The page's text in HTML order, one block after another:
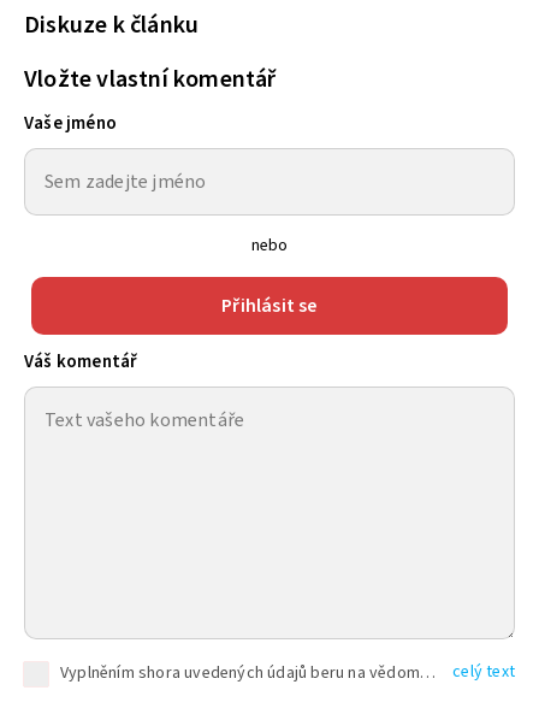
Diskuze k článku
Vložte vlastní komentář
Vaše jméno
nebo
Přihlásit se
Váš komentář
Vyplněním shora uvedených údajů beru na vědomí, že společnost TEXT FACTORY s.r.o., sídlem Brno, Durďákova 336/29, Černá Pole, PSČ: 613 00, IČ: 06157831, zapsané u Krajského soudu v Brně, oddíl C, vložka 100399, bude zpracovávat mé osobní údaje uvedené v rámci mnou vyplněného registračního formuláře na základě oprávněných zájmů TEXT FACTORY s.r.o. dle čl. 6 odst. 1 písm. f) GDPR a pro splnění právních povinností (čl. 6 odst. 1 písm. c) GDPR), a to pro tyto účely: nezbytnost zajistit oprávnění návštěvníka webových stránek provozovaných společností TEXT FACTORY s.r.o. přispívat aktivně ke zveřejněným článkům nebo v rámci diskusních fór a výkon práv TEXT FACTORY s.r.o. jako administrátora těchto diskusních fór. Více informací o zpracování osobních údajů a právech lze nalézt v celý text